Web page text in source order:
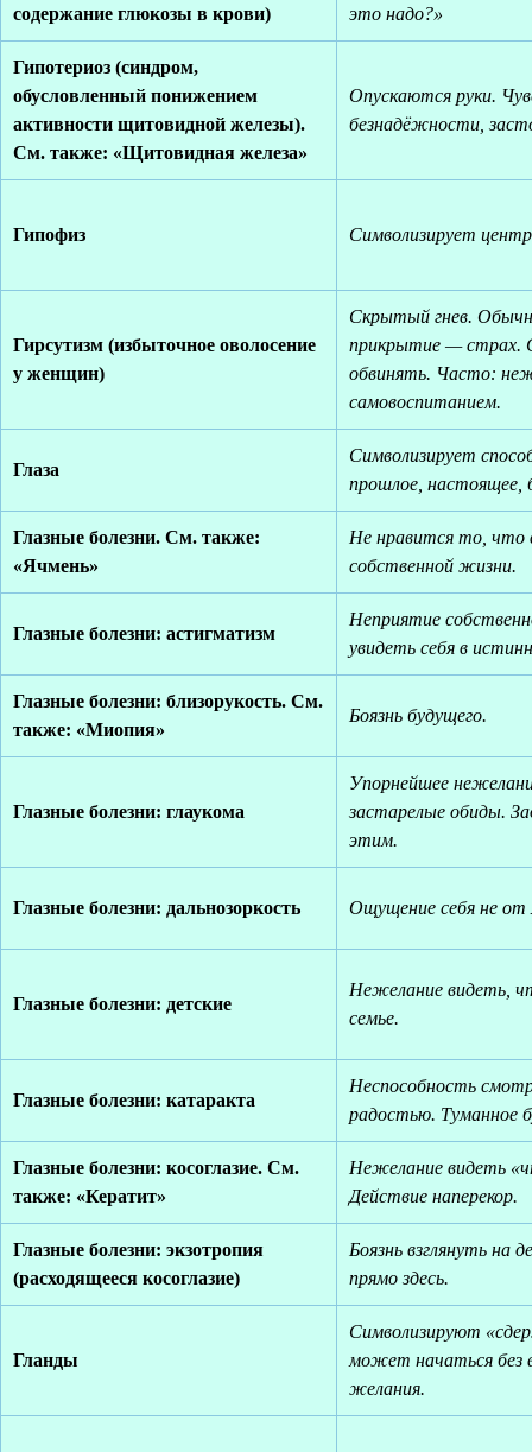
содержание глюкозы в крови)
это надо?»
Гипотериоз (синдром,
обусловленный понижением
активности щитовидной железы).
См. также: «Щитовидная железа»
Опускаются руки.
безнадёжности,
Гипофиз Символизирует центр
Гирсутизм (избыточное оволосение
у женщин)
Скрытый гнев.
прикрытие — страх.
обвинять. Часто:
самовоспитанием.
Глаза
Символизирует
прошлое, настоящее,
Глазные болезни. См. также:
«Ячмень»
Не нравится то, что
собственной жизни.
Глазные болезни: астигматизм
Неприятие
увидеть себя в
Глазные болезни: близорукость. См.
также: «Миопия»
Боязнь будущего.
Глазные болезни: глаукома
Упорнейшее
застарелые обиды.
этим.
Глазные болезни: дальнозоркость Ощущение себя не от
Глазные болезни: детские
Нежелание видеть,
семье.
Глазные болезни: катаракта
Неспособность
радостью. Туманное
Глазные болезни: косоглазие. См.
также: «Кератит»
Нежелание видеть
Действие наперекор.
Глазные болезни: экзотропия
(расходящееся косоглазие)
Боязнь взглянуть на
прямо здесь.
Гланды
Символизируют
может начаться без
желания.